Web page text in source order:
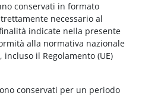
conservati in formato
necessario al
indicate nella presente
alla normativa nazionale
il Regolamento (UE)
conservati per un periodo